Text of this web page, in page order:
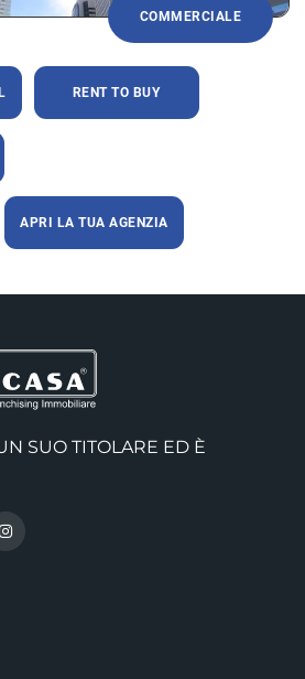
COMMERCIALE
RENT TO BUY
APRI LA TUA AGENZIA
SUO TITOLARE ED È